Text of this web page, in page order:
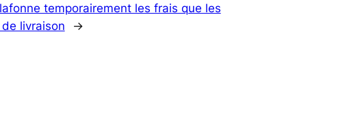
temporairement les frais que les
livraison
→